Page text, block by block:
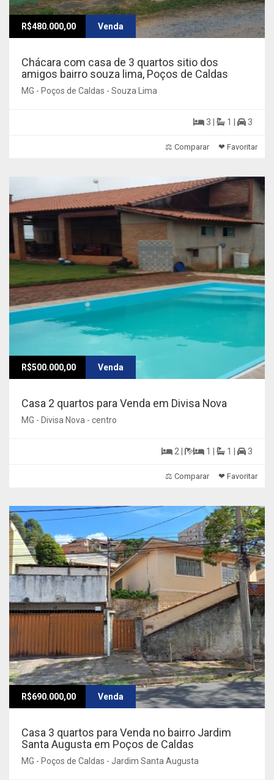
R$480.000,00 Venda
Chácara com casa de 3 quartos sitio dos
amigos bairro souza lima, Poços de Caldas
MG - Poços de Caldas - Souza Lima
3 | 1 | 3
⚖ Comparar ❤ Favoritar
R$500.000,00 Venda
Casa 2 quartos para Venda em Divisa Nova
MG - Divisa Nova - centro
2 | 1 | 1 | 3
⚖ Comparar ❤ Favoritar
R$690.000,00 Venda
Casa 3 quartos para Venda no bairro Jardim
Santa Augusta em Poços de Caldas
MG - Poços de Caldas - Jardim Santa Augusta